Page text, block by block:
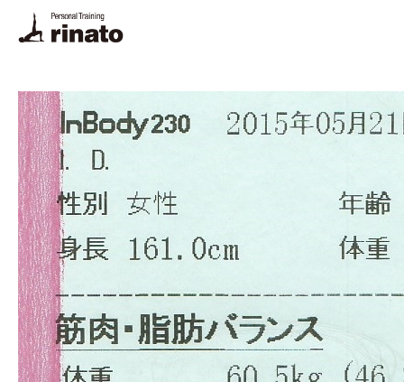
ご予約・お問合せ
プログラム
料金
トレーナー
体験トレーニング・FAQ
悩み別解決法